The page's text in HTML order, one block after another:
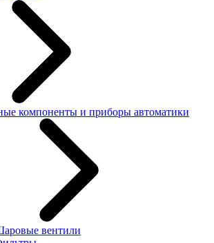
компоненты и приборы автоматики
вентили